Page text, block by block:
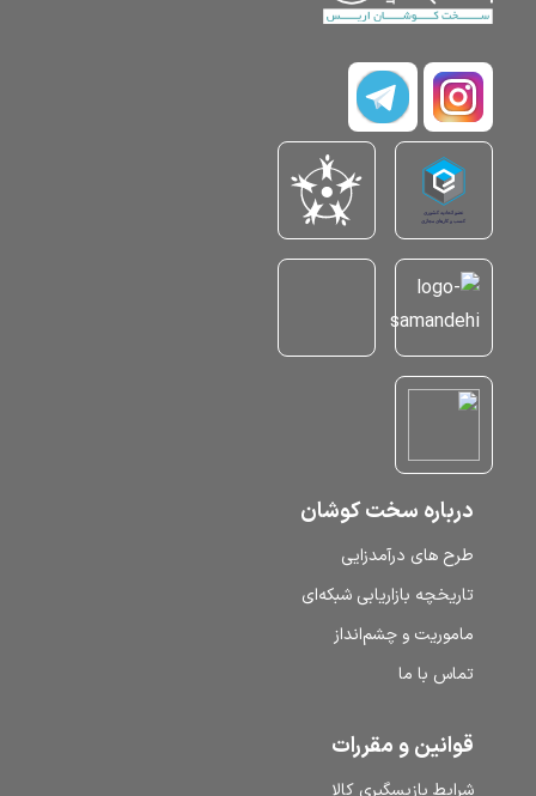
درباره سخت کوشان
طرح‌ های درآمدزایی
تاریخچه بازاریابی شبکه‌ای
ماموریت و چشم‌انداز
تماس با ما
قوانین و مقررات
شرایط بازپسگیری کالا